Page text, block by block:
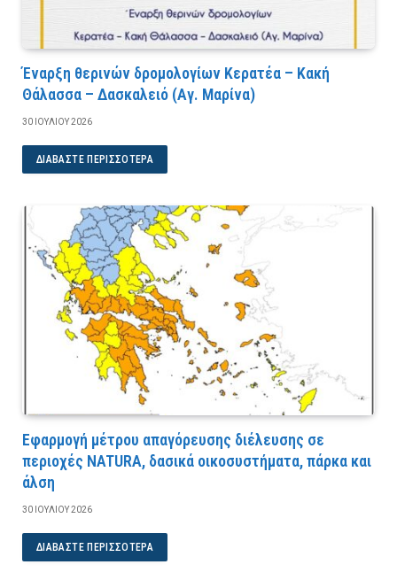
Έναρξη θερινών δρομολογίων Κερατέα – Κακή
Θάλασσα – Δασκαλειό (Αγ. Μαρίνα)
30 ΙΟΥΛΊΟΥ 2026
ΔΙΑΒΆΣΤΕ ΠΕΡΙΣΣΌΤΕΡΑ
Εφαρμογή μέτρου απαγόρευσης διέλευσης σε
περιοχές NATURA, δασικά οικοσυστήματα, πάρκα και
άλση
30 ΙΟΥΛΊΟΥ 2026
ΔΙΑΒΆΣΤΕ ΠΕΡΙΣΣΌΤΕΡΑ